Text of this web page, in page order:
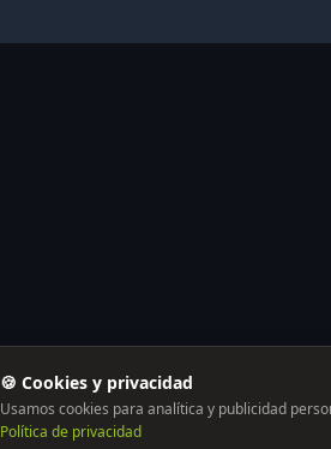
🍪 Cookies y privacidad
Usamos cookies para analítica y publicidad
Política de privacidad